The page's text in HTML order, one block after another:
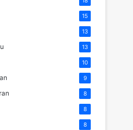
15
13
13
10
9
8
8
8